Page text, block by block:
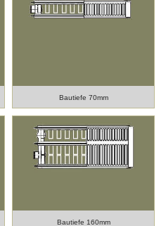
Bautiefe 70mm
Bautiefe 160mm